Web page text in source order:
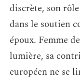
discrète, son
dans le soutien
époux. Femme
lumière, sa
européen ne se